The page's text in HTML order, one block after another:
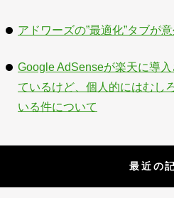
アドワーズの”最適化”タブが
Google AdSenseが楽天に導
ているけど、個人的にはむし
いる件について
最近の